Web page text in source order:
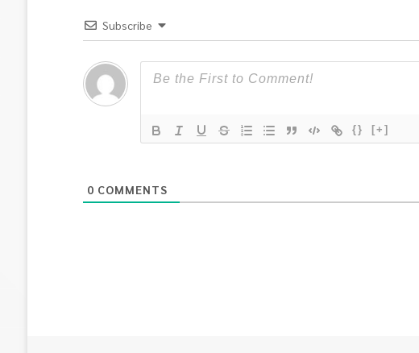
Subscribe
{} [+]
0 COMMENTS